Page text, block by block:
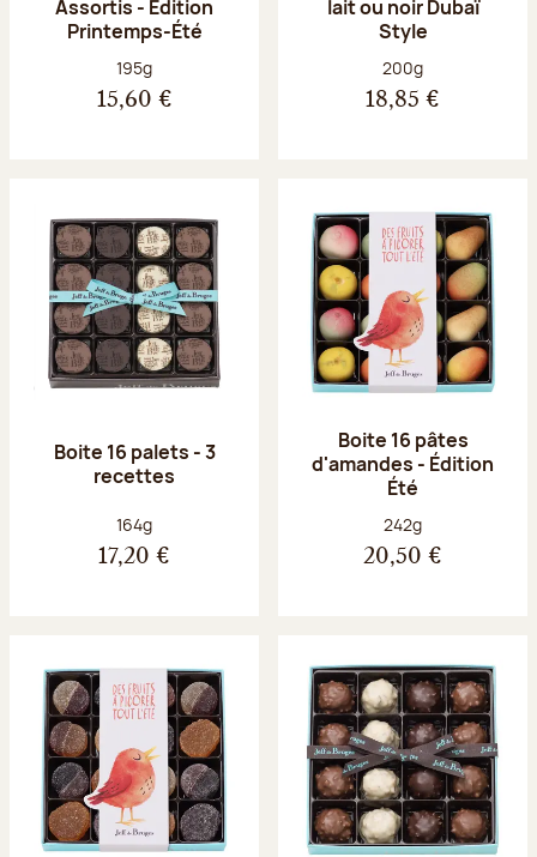
Assortis - Édition
Printemps-Été
Poids net :
195g
15,60 €
lait ou noir Dubaï
Style
Poids net :
200g
18,85 €
Boite 16 palets - 3
recettes
Poids net :
164g
17,20 €
Boite 16 pâtes
d'amandes - Édition
Été
Poids net :
242g
20,50 €